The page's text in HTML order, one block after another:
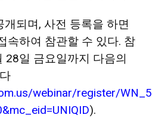
되며, 사전 등록을 하면
속하여 참관할 수 있다. 참
28일 금요일까지 다음의
webinar/register/
).